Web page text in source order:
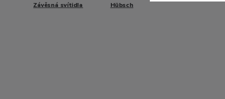
Závěsná svítidla Hübsch